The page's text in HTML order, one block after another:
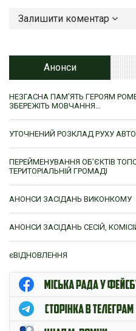
Залишити коментар
Анонси
НЕЗГАСНА ПАМ’ЯТЬ ГЕРОЯМ
ЗБЕРЕЖІТЬ МОВЧАННЯ…
УТОЧНЕНИЙ РОЗКЛАД РУХУ
ПЕРЕЙМЕНУВАННЯ ОБ’ЄКТІВ
ТЕРИТОРІАЛЬНІЙ ГРОМАДІ
АНОНСИ ЗАСІДАНЬ ВИКОНКОМУ
АНОНСИ ЗАСІДАНЬ СЕСІЙ,
єВІДНОВЛЕННЯ
ЦНАП м. Ромни